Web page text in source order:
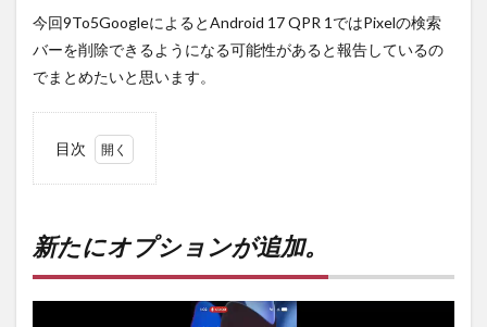
今回9To5GoogleによるとAndroid 17 QPR 1ではPixelの検索
バーを削除できるようになる可能性があると報告しているの
でまとめたいと思います。
目次
プシ
ョン
が追
新たにオプションが追加。